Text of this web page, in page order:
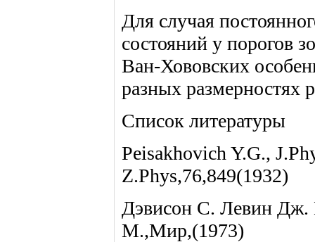
Для случая
состояний у порогов
Ван-Хововских
разных размерностях
Список литературы
Peisakhovich Y.G.,
Z.Phys,76,849(1932)
Дэвисон С. Левин Дж.
М.,Мир,(1973)